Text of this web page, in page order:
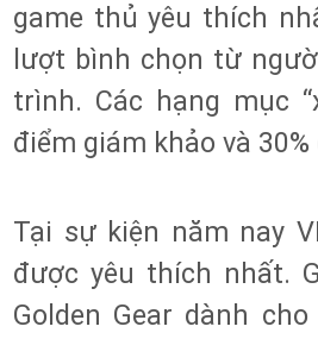
game thủ yêu thích
lượt bình chọn từ
trình. Các hạng mục
điểm giám khảo và
Tại sự kiện năm nay
được yêu thích nhất.
Golden Gear dành